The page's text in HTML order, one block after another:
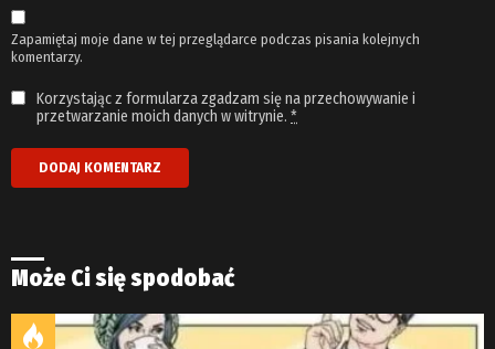
Zapamiętaj moje dane w tej przeglądarce podczas pisania kolejnych
komentarzy.
Korzystając z formularza zgadzam się na przechowywanie i
przetwarzanie moich danych w witrynie. *
Może Ci się spodobać